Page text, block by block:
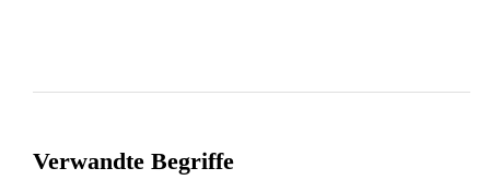
Verwandte Begriffe